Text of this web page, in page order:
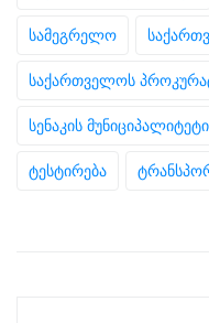
სამეგრელო
საქართველოს
სენაკის მუნიციპალიტეტი
ტესტირება